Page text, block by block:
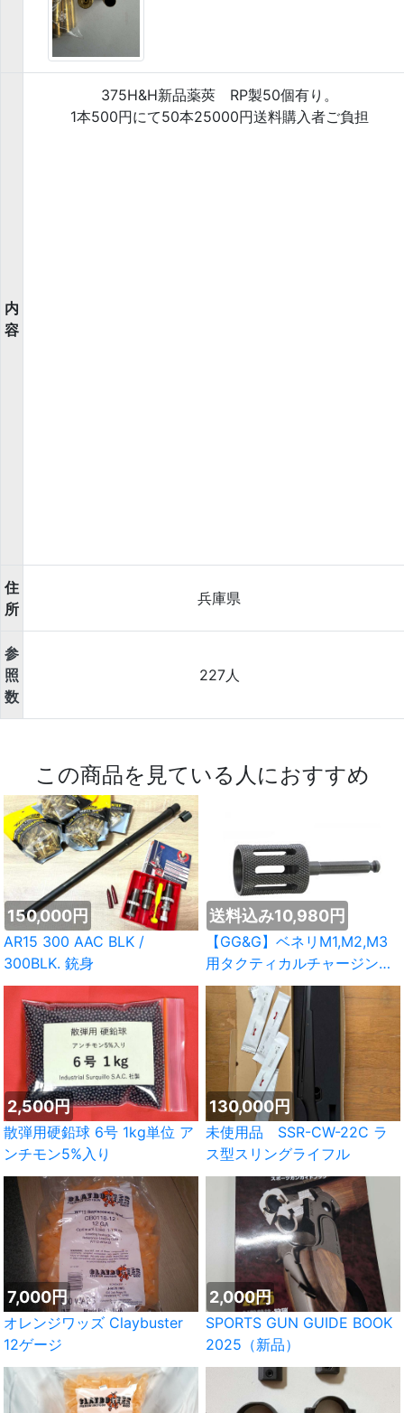
内
容
375H&H新品薬莢 RP製50個有り。
1本500円にて50本25000円送料購入者ご負担
住
所
兵庫県
参
照
数
227人
この商品を見ている人におすすめ
150,000円
AR15 300 AAC BLK /
300BLK. 銃身
送料込み10,980円
【GG&G】ベネリM1,M2,M3
用タクティカルチャージング
ハンドル
2,500円
散弾用硬鉛球 6号 1kg単位 ア
ンチモン5%入り
130,000円
未使用品 SSR-CW-22C ラ
ス型スリングライフル
7,000円
オレンジワッズ Claybuster
12ゲージ
2,000円
SPORTS GUN GUIDE BOOK
2025（新品）